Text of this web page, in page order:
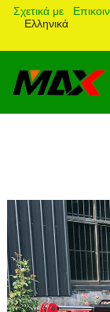
Σχετικά με
Ελληνικά